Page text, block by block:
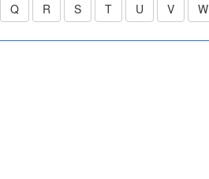
Q R S T U V W